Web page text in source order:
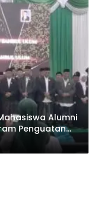
Alumni
Penguatan